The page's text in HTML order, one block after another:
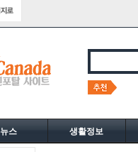
뉴스 생활정보